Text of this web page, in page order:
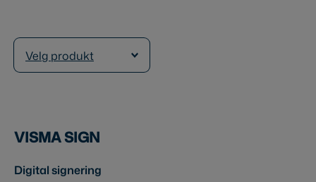
Velg produkt
VISMA SIGN
Digital signering